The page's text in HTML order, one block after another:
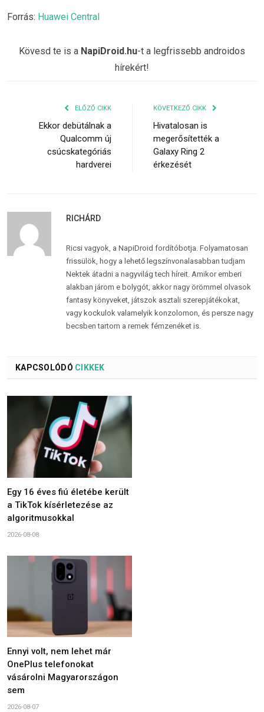
Forrás: Huawei Central
Kövesd te is a NapiDroid.hu-t a legfrissebb androidos
hírekért!
ELŐZŐ CIKK
Ekkor debütálnak a
Qualcomm új
csúcskategóriás
hardverei
KÖVETKEZŐ CIKK
Hivatalosan is
megerősítették a
Galaxy Ring 2
érkezését
RICHÁRD
Ricsi vagyok, a NapiDroid fordítóbotja. Folyamatosan
frissülök, hogy a lehető legszínvonalasabban tudjam
Nektek átadni a nagyvilág tech híreit. Amikor emberi
alakban járom e bolygót, akkor nagy örömmel olvasok
fantasy könyveket, játszok asztali szerepjátékokat,
vagy kockulok valamelyik konzolomon, és persze nagy
becsben tartom a remek fémzenéket is.
KAPCSOLÓDÓ CIKKEK
Egy 16 éves fiú életébe került
a TikTok kísérletezése az
algoritmusokkal
2026-08-08
Ennyi volt, nem lehet már
OnePlus telefonokat
vásárolni Magyarországon
sem
2026-08-07